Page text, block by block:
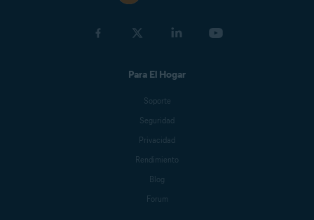
Para El Hogar
Soporte
Seguridad
Privacidad
Rendimiento
Blog
Forum